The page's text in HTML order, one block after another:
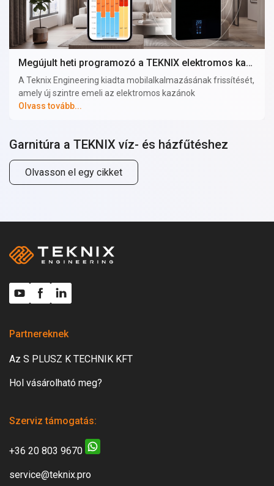
Megújult heti programozó a TEKNIX elektromos kazán mobilalkalmazásában
A Teknix Engineering kiadta mobilalkalmazásának frissítését,
amely új szintre emeli az elektromos kazánok
energiahatékonyságát. Mostantól a felhasználók egyedi
fűtésű bojler esetén). A kazán csak akkor működik teljes
pazarolja feleslegesen az elektromos energiát.
Olvass tovább...
Garnitúra a TEKNIX víz- és házfűtéshez
Olvasson el egy cikket
Partnereknek
Az S PLUSZ K TECHNIK KFT
Hol vásárolható meg?
Szerviz támogatás:
+36 20 803 9670
service@teknix.pro